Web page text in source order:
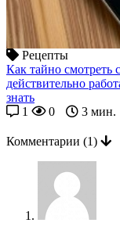
Рецепты
Как тайно смотреть
действительно
знать
1
0 3 мин.
Комментарии (1)